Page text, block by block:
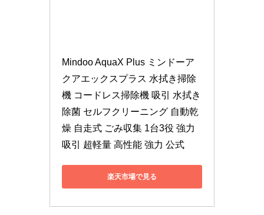
Mindoo AquaX Plus ミンドーア
クアエックスプラス 水拭き掃除
機 コードレス掃除機 吸引 水拭き
除菌 セルフクリーニング 自動乾
燥 自走式 ごみ収集 1台3役 強力
吸引 超軽量 高性能 強力 公式
楽天市場で見る